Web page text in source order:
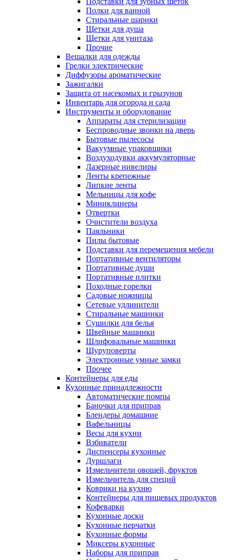
Полки для ванной
Стиральные шарики
Щетки для душа
Щетки для унитаза
Прочие
Вешалки для одежды
Грелки электрические
Диффузоры ароматические
Зажигалки
Защита от насекомых и грызунов
Инвентарь для огорода и сада
Инструменты и оборудование
Аппараты для стерилизации
Беспроводные звонки на дверь
Бытовые пылесосы
Вакуумные упаковщики
Воздуходувки аккумуляторные
Лазерные нивелиры
Ленты крепежные
Липкие ленты
Мельницы для кофе
Миниклинеры
Отвертки
Очистители воздуха
Паяльники
Пилы бытовые
Подставки для перемещения мебели
Портативные вентиляторы
Портативные души
Портативные плитки
Походные горелки
Садовые ножницы
Сетевые удлинители
Стиральные машинки
Сушилки для белья
Швейные машинки
Шлифовальные машинки
Шуруповерты
Электронные умные замки
Прочее
Контейнеры для еды
Кухонные принадлежности
Автоматические помпы
Баночки для приправ
Блендеры домашние
Вафельницы
Весы для кухни
Взбиватели
Диспенсеры кухонные
Дуршлаги
Измельчители овощей, фруктов
Измельчитель для специй
Коврики на кухню
Контейнеры для пищевых продуктов
Кофеварки
Кухонные доски
Кухонные перчатки
Кухонные формы
Миксеры кухонные
Наборы для приправ